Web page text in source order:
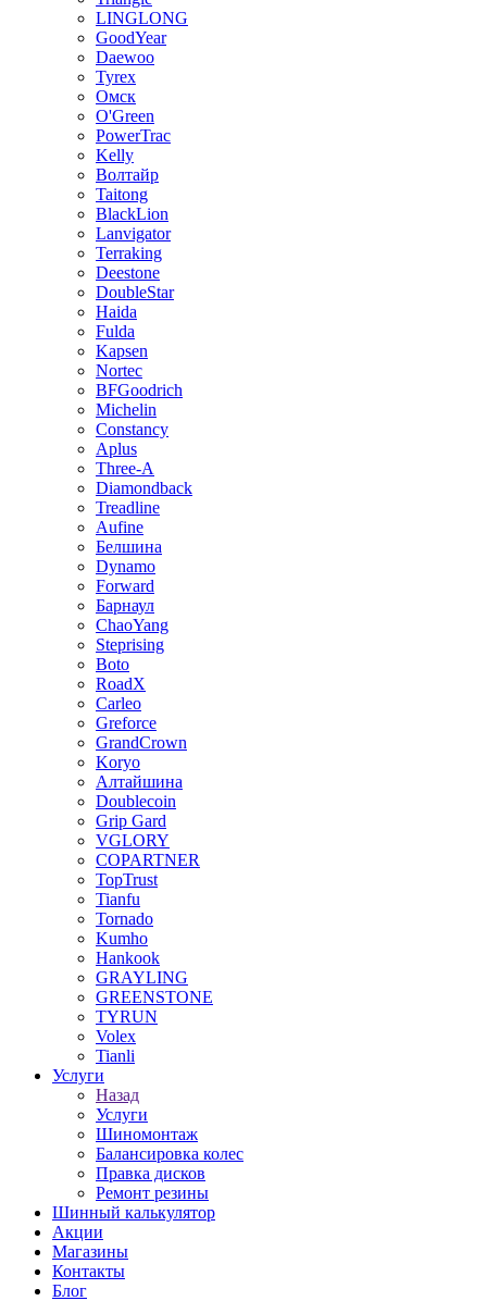
LINGLONG
GoodYear
Daewoo
Tyrex
Омск
O'Green
PowerTrac
Kelly
Волтайр
Taitong
BlackLion
Lanvigator
Terraking
Deestone
DoubleStar
Haida
Fulda
Kapsen
Nortec
BFGoodrich
Michelin
Constancy
Aplus
Three-A
Diamondback
Treadline
Aufine
Белшина
Dynamo
Forward
Барнаул
ChaoYang
Steprising
Boto
RoadX
Carleo
Greforce
GrandCrown
Koryo
Алтайшина
Doublecoin
Grip Gard
VGLORY
COPARTNER
TopTrust
Tianfu
Tornado
Kumho
Hankook
GRAYLING
GREENSTONE
TYRUN
Volex
Tianli
Услуги
Назад
Услуги
Шиномонтаж
Балансировка колес
Правка дисков
Ремонт резины
Шинный калькулятор
Акции
Магазины
Контакты
Блог